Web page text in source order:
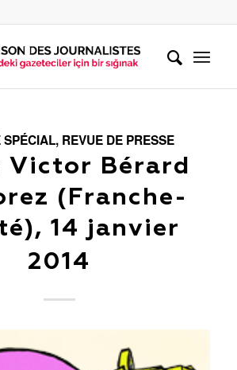
SPÉCIAL, REVUE DE PRESSE
Victor Bérard
(Franche-
14 janvier
2014